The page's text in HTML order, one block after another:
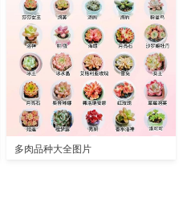
多肉品种大全图片